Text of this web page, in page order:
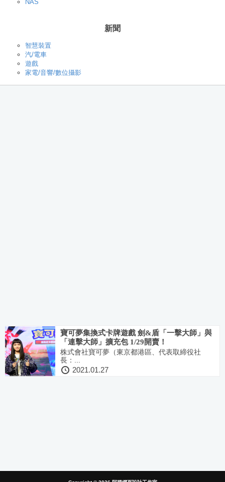
NAS
新聞
智慧裝置
汽/電車
遊戲
家電/音響/數位攝影
寶可夢集換式卡牌遊戲 劍&盾「一擊大師」與
「連擊大師」擴充包 1/29開賣！
株式會社寶可夢（東京都港區、代表取締役社
長：...
2021.01.27